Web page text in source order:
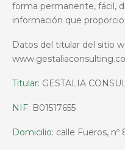
forma permanente, fácil,
información que
Datos del titular del sitio
Titular: GESTALIA
NIF: B01517655
Domicilio: calle Fueros, nº